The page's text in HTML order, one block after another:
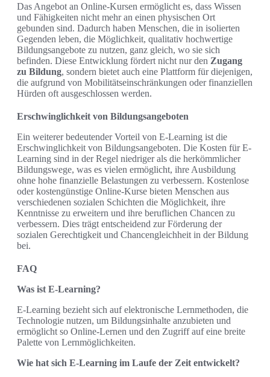
Das Angebot an Online-Kursen ermöglicht es, dass Wissen
und Fähigkeiten nicht mehr an einen physischen Ort
gebunden sind. Dadurch haben Menschen, die in isolierten
Gegenden leben, die Möglichkeit, qualitativ hochwertige
Bildungsangebote zu nutzen, ganz gleich, wo sie sich
befinden. Diese Entwicklung fördert nicht nur den Zugang
zu Bildung, sondern bietet auch eine Plattform für diejenigen,
die aufgrund von Mobilitätseinschränkungen oder finanziellen
Hürden oft ausgeschlossen werden.
Erschwinglichkeit von Bildungsangeboten
Ein weiterer bedeutender Vorteil von E-Learning ist die
Erschwinglichkeit von Bildungsangeboten. Die Kosten für E-
Learning sind in der Regel niedriger als die herkömmlicher
Bildungswege, was es vielen ermöglicht, ihre Ausbildung
ohne hohe finanzielle Belastungen zu verbessern. Kostenlose
oder kostengünstige Online-Kurse bieten Menschen aus
verschiedenen sozialen Schichten die Möglichkeit, ihre
Kenntnisse zu erweitern und ihre beruflichen Chancen zu
verbessern. Dies trägt entscheidend zur Förderung der
sozialen Gerechtigkeit und Chancengleichheit in der Bildung
bei.
FAQ
Was ist E-Learning?
E-Learning bezieht sich auf elektronische Lernmethoden, die
Technologie nutzen, um Bildungsinhalte anzubieten und
ermöglicht so Online-Lernen und den Zugriff auf eine breite
Palette von Lernmöglichkeiten.
Wie hat sich E-Learning im Laufe der Zeit entwickelt?